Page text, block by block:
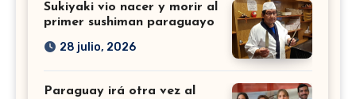
Sukiyaki vio nacer y morir al
primer sushiman paraguayo
28 julio, 2026
Paraguay irá otra vez al